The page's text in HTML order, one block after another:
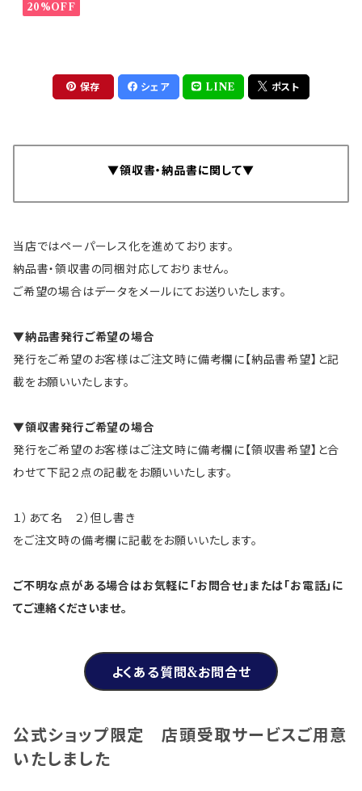
商品 8点入って超お得
20%OFF
保存 シェア LINE ポスト
▼領収書・納品書に関して▼
当店ではペーパーレス化を進めております。
納品書・領収書の同梱対応しておりません。
ご希望の場合はデータをメールにてお送りいたします。
▼納品書発行ご希望の場合
発行をご希望のお客様はご注文時に備考欄に【納品書希望】と記
載をお願いいたします。
▼領収書発行ご希望の場合
発行をご希望のお客様はご注文時に備考欄に【領収書希望】と合
わせて下記２点の記載をお願いいたします。
１）あて名 ２）但し書き
をご注文時の備考欄に記載をお願いいたします。
ご不明な点がある場合はお気軽に「お問合せ」または「お電話」に
てご連絡くださいませ。
よくある質問&お問合せ
公式ショップ限定 店頭受取サービスご用意
いたしました